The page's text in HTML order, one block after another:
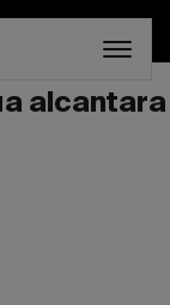
alcantara